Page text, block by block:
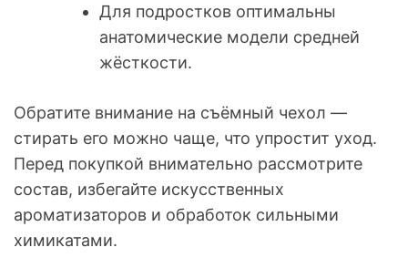
Для подростков оптимальны
анатомические модели средней
жёсткости.
Обратите внимание на съёмный чехол —
стирать его можно чаще, что упростит уход.
Перед покупкой внимательно рассмотрите
состав, избегайте искусственных
ароматизаторов и обработок сильными
химикатами.